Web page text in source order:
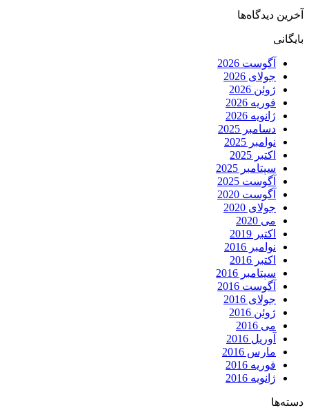
آخرین دیدگاه‌ها
بایگانی
آگوست 2026
جولای 2026
ژوئن 2026
فوریه 2026
ژانویه 2026
دسامبر 2025
نوامبر 2025
اکتبر 2025
سپتامبر 2025
آگوست 2025
آگوست 2020
جولای 2020
می 2020
اکتبر 2019
نوامبر 2016
اکتبر 2016
سپتامبر 2016
آگوست 2016
جولای 2016
ژوئن 2016
می 2016
آوریل 2016
مارس 2016
فوریه 2016
ژانویه 2016
دسته‌ها